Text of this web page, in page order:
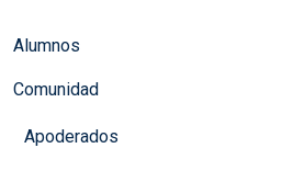
Alumnos
Comunidad
Apoderados